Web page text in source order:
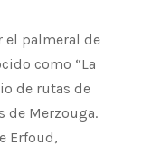
el palmeral de
como “La
de rutas de
de Merzouga.
Erfoud,